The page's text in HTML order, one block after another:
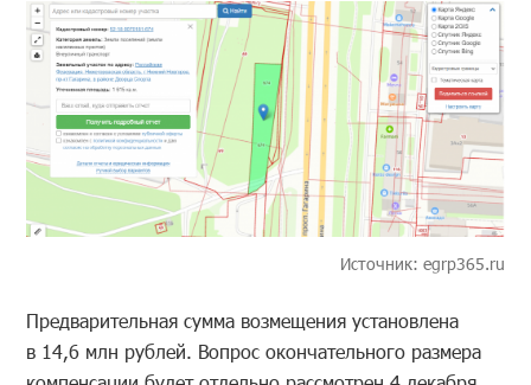
Источник: egrp365.ru
Предварительная сумма возмещения установлена
в 14,6 млн рублей. Вопрос окончательного размера